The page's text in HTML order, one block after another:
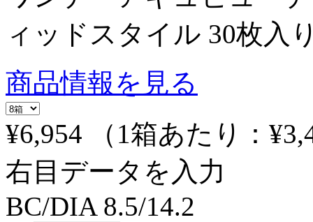
ィッドスタイル 30枚入
商品情報を見る
¥6,954
（1箱あたり：
右目データを入力
BC/DIA 8.5/14.2